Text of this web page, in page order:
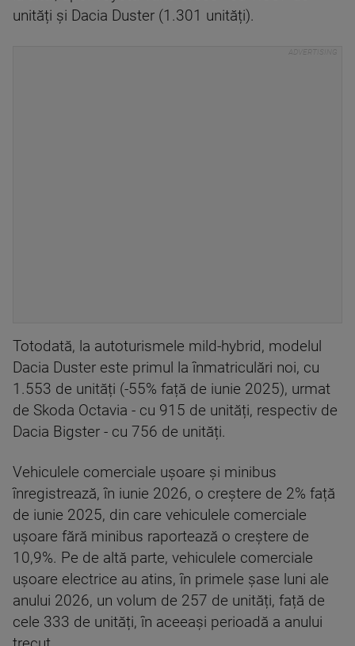
unități și Dacia Duster (1.301 unități).
Totodată, la autoturismele mild-hybrid, modelul
Dacia Duster este primul la înmatriculări noi, cu
1.553 de unități (-55% față de iunie 2025), urmat
de Skoda Octavia - cu 915 de unități, respectiv de
Dacia Bigster - cu 756 de unități.
Vehiculele comerciale ușoare și minibus
înregistrează, în iunie 2026, o creștere de 2% față
de iunie 2025, din care vehiculele comerciale
ușoare fără minibus raportează o creștere de
10,9%. Pe de altă parte, vehiculele comerciale
ușoare electrice au atins, în primele șase luni ale
anului 2026, un volum de 257 de unități, față de
cele 333 de unități, în aceeași perioadă a anului